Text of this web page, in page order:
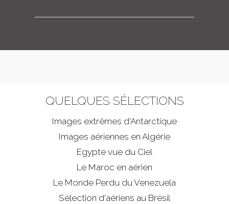
QUELQUES SÉLECTIONS
Images extrêmes d'Antarctique
Images aériennes en Algérie
Egypte vue du Ciel
Le Maroc en aérien
Le Monde Perdu du Venezuela
Sélection d'aériens au Brésil